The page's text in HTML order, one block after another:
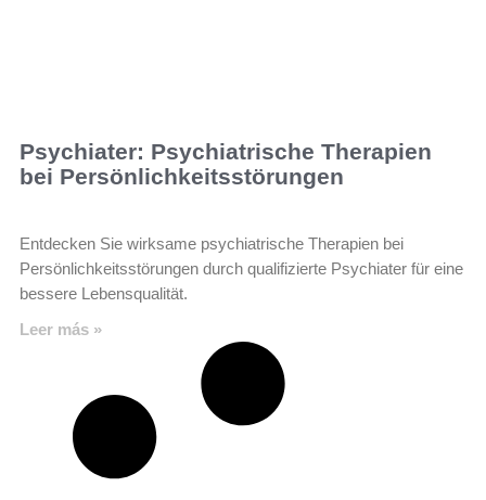
Psychiater: Psychiatrische Therapien
bei Persönlichkeitsstörungen
Entdecken Sie wirksame psychiatrische Therapien bei
Persönlichkeitsstörungen durch qualifizierte Psychiater für eine
bessere Lebensqualität.
Leer más »